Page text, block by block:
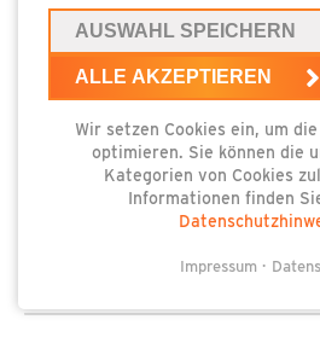
wieder der traditionelle
Informationen entnehmen Sie
Aushngen.
Ich interessiere mich für die
AUSWAHL SPEICHERN
ALLE AKZEPTIEREN
Wir setzen Cookies ein, um
optimieren. Sie können die
Kategorien von Cookies
Informationen finden
Impressum